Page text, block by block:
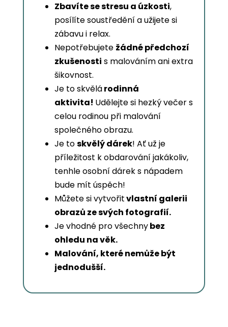
Zbavíte se stresu a úzkosti,
posílíte soustředění a užijete si
zábavu i relax.
Nepotřebujete žádné předchozí
zkušenosti s malováním ani extra
šikovnost.
Je to skvělárodinná
aktivita! Udělejte si hezký večer s
celou rodinou při malování
společného obrazu.
Je toskvělý dárek! Ať už je
příležitost k obdarování jakákoliv,
tenhle osobní dárek s nápadem
bude mít úspěch!
Můžete si vytvořitvlastní galerii
obrazů ze svých fotografií.
Je vhodné pro všechnybez
ohledu na věk.
Malování, které nemůže být
jednodušší.